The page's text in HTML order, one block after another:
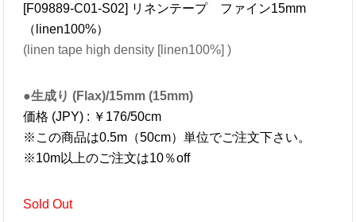
[F09889-C01-S02] リネンテープ ファイン15mm
（linen100%）
(linen tape high density [linen100%] )
●生成り (Flax)/15mm (15mm)
価格 (JPY) : ￥176/50cm
※この商品は0.5m（50cm）単位でご注文下さい。
※10m以上のご注文は10％off
Sold Out